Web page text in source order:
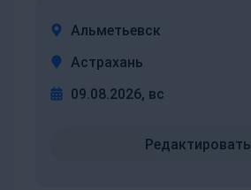
Альметьевск
Астрахань
09.08.2026, вс
Редактировать